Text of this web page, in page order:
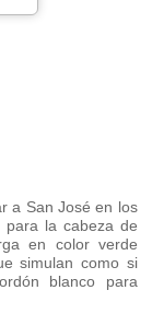
a San José en los
para la cabeza de
en color verde
simulan como si
blanco para